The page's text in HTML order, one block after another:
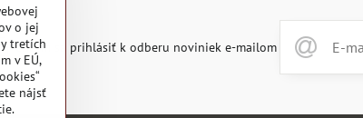
Chcem sa prihlásiť k odberu noviniek e-mailom
o jej
tretích
v EÚ,
nájsť